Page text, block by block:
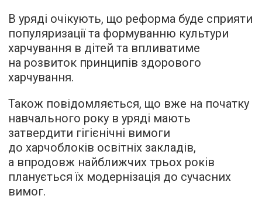
В уряді очікують, що реформа буде сприяти
популяризації та формуванню культури
харчування в дітей та впливатиме
на розвиток принципів здорового
харчування.
Також повідомляється, що вже на початку
навчального року в уряді мають
затвердити гігієнічні вимоги
до харчоблоків освітніх закладів,
а впродовж найближчих трьох років
планується їх модернізація до сучасних
вимог.